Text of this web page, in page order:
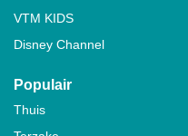
VTM KIDS
Disney Channel
Populair
Thuis